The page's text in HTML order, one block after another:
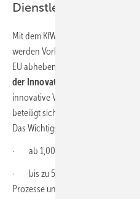
Dienstleistungen
Mit dem KfW-Förderprogramm
werden Vorhaben unterstützt, die
EU abheben, und solche, die neu
der Innovation muss beim
innovative Vorhaben selbst
beteiligt sich durch einen
Das Wichtigste in Kürze:
· ab 1,00 % effektivem Jahreszins
· bis zu 5 Millionen Euro für die
Prozesse und Dienstleistungen